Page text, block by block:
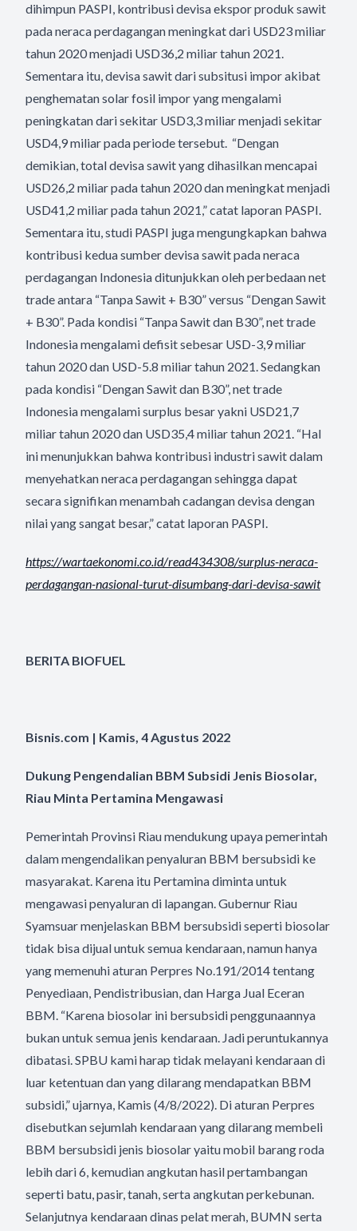
dihimpun PASPI, kontribusi devisa ekspor produk sawit
pada neraca perdagangan meningkat dari USD23 miliar
tahun 2020 menjadi USD36,2 miliar tahun 2021.
Sementara itu, devisa sawit dari subsitusi impor akibat
penghematan solar fosil impor yang mengalami
peningkatan dari sekitar USD3,3 miliar menjadi sekitar
USD4,9 miliar pada periode tersebut. “Dengan
demikian, total devisa sawit yang dihasilkan mencapai
USD26,2 miliar pada tahun 2020 dan meningkat menjadi
USD41,2 miliar pada tahun 2021,” catat laporan PASPI.
Sementara itu, studi PASPI juga mengungkapkan bahwa
kontribusi kedua sumber devisa sawit pada neraca
perdagangan Indonesia ditunjukkan oleh perbedaan net
trade antara “Tanpa Sawit + B30” versus “Dengan Sawit
+ B30”. Pada kondisi “Tanpa Sawit dan B30”, net trade
Indonesia mengalami defisit sebesar USD-3,9 miliar
tahun 2020 dan USD-5.8 miliar tahun 2021. Sedangkan
pada kondisi “Dengan Sawit dan B30”, net trade
Indonesia mengalami surplus besar yakni USD21,7
miliar tahun 2020 dan USD35,4 miliar tahun 2021. “Hal
ini menunjukkan bahwa kontribusi industri sawit dalam
menyehatkan neraca perdagangan sehingga dapat
secara signifikan menambah cadangan devisa dengan
nilai yang sangat besar,” catat laporan PASPI.
https://wartaekonomi.co.id/read434308/surplus-neraca-
perdagangan-nasional-turut-disumbang-dari-devisa-sawit
BERITA BIOFUEL
Bisnis.com | Kamis, 4 Agustus 2022
Dukung Pengendalian BBM Subsidi Jenis Biosolar,
Riau Minta Pertamina Mengawasi
Pemerintah Provinsi Riau mendukung upaya pemerintah
dalam mengendalikan penyaluran BBM bersubsidi ke
masyarakat. Karena itu Pertamina diminta untuk
mengawasi penyaluran di lapangan. Gubernur Riau
Syamsuar menjelaskan BBM bersubsidi seperti biosolar
tidak bisa dijual untuk semua kendaraan, namun hanya
yang memenuhi aturan Perpres No.191/2014 tentang
Penyediaan, Pendistribusian, dan Harga Jual Eceran
BBM. “Karena biosolar ini bersubsidi penggunaannya
bukan untuk semua jenis kendaraan. Jadi peruntukannya
dibatasi. SPBU kami harap tidak melayani kendaraan di
luar ketentuan dan yang dilarang mendapatkan BBM
subsidi,” ujarnya, Kamis (4/8/2022). Di aturan Perpres
disebutkan sejumlah kendaraan yang dilarang membeli
BBM bersubsidi jenis biosolar yaitu mobil barang roda
lebih dari 6, kemudian angkutan hasil pertambangan
seperti batu, pasir, tanah, serta angkutan perkebunan.
Selanjutnya kendaraan dinas pelat merah, BUMN serta